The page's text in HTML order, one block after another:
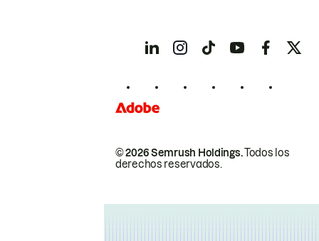
© 2026 Semrush Holdings.Todos los
derechos reservados.